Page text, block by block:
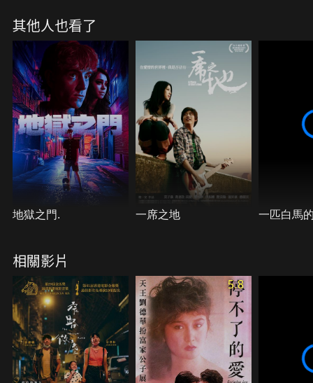
人決定與政府打官司。與政府的官司才看見一絲曙
光，無情的命運卻又再次向他們襲來，究竟有多少街
友能捱過寒冬？
其他人也看了
地獄之門. 一席之地 一匹白馬
相關影片
5.8